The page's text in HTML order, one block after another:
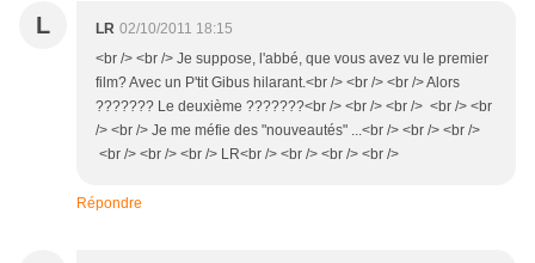
L LR 02/10/2011 18:15
<br /> <br /> Je suppose, l'abbé, que vous avez vu le premier
film? Avec un P'tit Gibus hilarant.<br /> <br /> <br /> Alors
??????? Le deuxième ???????<br /> <br /> <br /> <br /> <br
/> <br /> Je me méfie des "nouveautés" ...<br /> <br /> <br />
<br /> <br /> <br /> LR<br /> <br /> <br /> <br />
Répondre